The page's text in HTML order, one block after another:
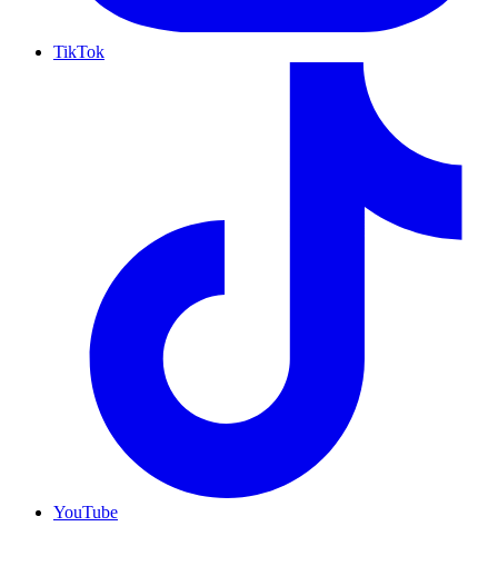
TikTok
YouTube